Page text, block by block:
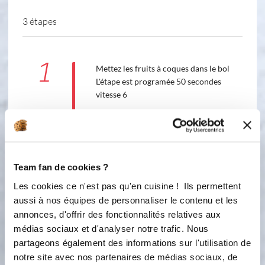
Team fan de cookies ?
Les cookies ce n'est pas qu'en cuisine ! Ils permettent
aussi à nos équipes de personnaliser le contenu et les
annonces, d'offrir des fonctionnalités relatives aux
médias sociaux et d'analyser notre trafic. Nous
partageons également des informations sur l'utilisation de
notre site avec nos partenaires de médias sociaux, de
3 étapes
1
Mettez les fruits à coques dans le bol
L'étape est programée 50 secondes
vitesse 6
6
2
L'etape est programmée 1 minute
vitesse 3 Réservez dans le pichet
verseur
3
Au terme de la premiere levée , sortez